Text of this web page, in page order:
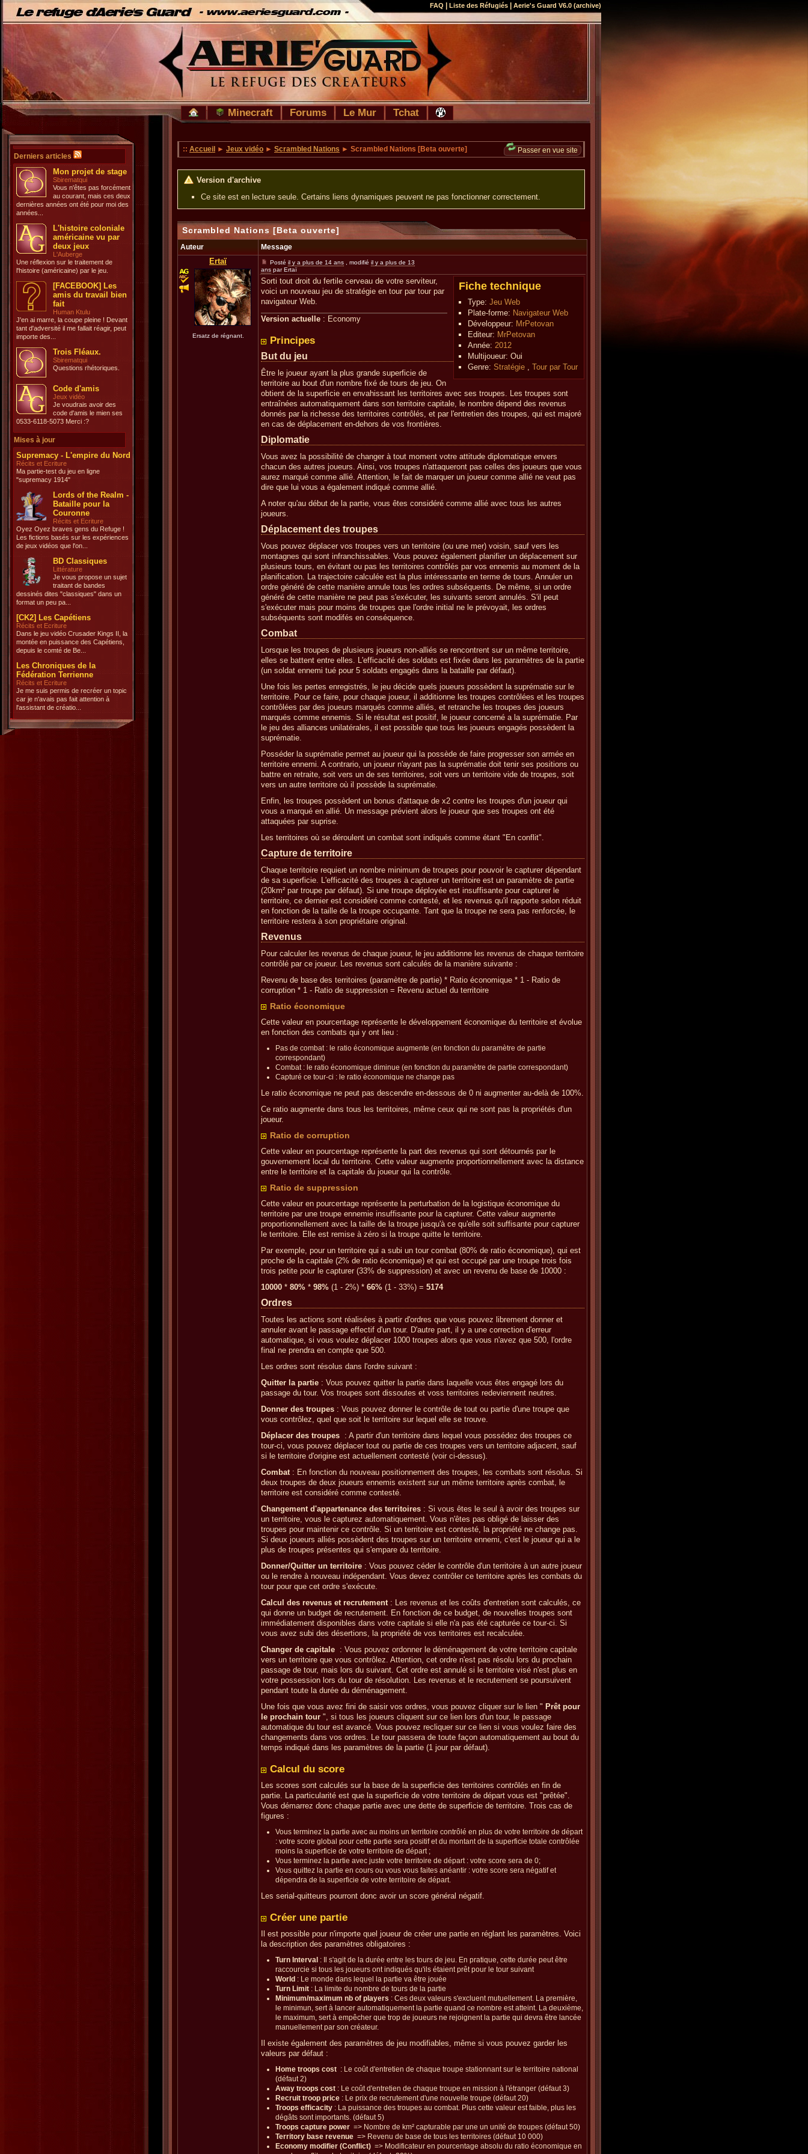
FAQ Liste des Réfugiés Aerie's Guard V6.0 (archive)
Minecraft Forums Le Mur Tchat
Derniers articles
Mon projet de stage
Sbirematqui
Vous n'êtes pas forcément
au courant, mais ces deux
dernières années ont été pour moi des
années...
L'histoire coloniale
américaine vu par
deux jeux
L'Auberge
Une réflexion sur le traitement de
l'histoire (américaine) par le jeu.
[FACEBOOK] Les
amis du travail bien
fait
Human Ktulu
J'en ai marre, la coupe pleine ! Devant
tant d'adversité il me fallait réagir, peut
importe des...
Trois Fléaux.
Sbirematqui
Questions rhétoriques.
Code d'amis
Jeux vidéo
Je voudrais avoir des
code d'amis le mien ses
0533-6118-5073 Merci :?
Mises à jour
Supremacy - L'empire du Nord
Récits et Ecriture
Ma partie-test du jeu en ligne
"supremacy 1914"
Lords of the Realm -
Bataille pour la
Couronne
Récits et Ecriture
Oyez Oyez braves gens du Refuge !
Les fictions basés sur les expériences
de jeux vidéos que l'on...
BD Classiques
Littérature
Je vous propose un sujet
traitant de bandes
dessinés dites "classiques" dans un
format un peu pa...
[CK2] Les Capétiens
Récits et Ecriture
Dans le jeu vidéo Crusader Kings II, la
montée en puissance des Capétiens,
depuis le comté de Be...
Les Chroniques de la
Fédération Terrienne
Récits et Ecriture
Je me suis permis de recréer un topic
car je n'avais pas fait attention à
l'assistant de créatio...
Passer en vue site
:: Accueil ► Jeux vidéo ► Scrambled Nations ► Scrambled Nations [Beta ouverte]
Version d'archive
Ce site est en lecture seule. Certains liens dynamiques peuvent ne pas fonctionner correctement.
Scrambled Nations [Beta ouverte]
Auteur Message
Ertaï
Ersatz de régnant.
Posté il y a plus de 14 ans , modifié il y a plus de 13
ans par Ertaï
Fiche technique
Type: Jeu Web
Plate-forme: Navigateur Web
Développeur: MrPetovan
Editeur: MrPetovan
Année: 2012
Multijoueur: Oui
Genre: Stratégie , Tour par Tour
Sorti tout droit du fertile cerveau de votre serviteur,
voici un nouveau jeu de stratégie en tour par tour par
navigateur Web.
Version actuelle : Economy
Principes
But du jeu
Être le joueur ayant la plus grande superficie de
territoire au bout d'un nombre fixé de tours de jeu. On
obtient de la superficie en envahissant les territoires avec ses troupes. Les troupes sont
entraînées automatiquement dans son territoire capitale, le nombre dépend des revenus
donnés par la richesse des territoires contrôlés, et par l'entretien des troupes, qui est majoré
en cas de déplacement en-dehors de vos frontières.
Diplomatie
Vous avez la possibilité de changer à tout moment votre attitude diplomatique envers
chacun des autres joueurs. Ainsi, vos troupes n'attaqueront pas celles des joueurs que vous
aurez marqué comme allié. Attention, le fait de marquer un joueur comme allié ne veut pas
dire que lui vous a également indiqué comme allié.
A noter qu'au début de la partie, vous êtes considéré comme allié avec tous les autres
joueurs.
Déplacement des troupes
Vous pouvez déplacer vos troupes vers un territoire (ou une mer) voisin, sauf vers les
montagnes qui sont infranchissables. Vous pouvez également planifier un déplacement sur
plusieurs tours, en évitant ou pas les territoires contrôlés par vos ennemis au moment de la
planification. La trajectoire calculée est la plus intéressante en terme de tours. Annuler un
ordre généré de cette manière annule tous les ordres subséquents. De même, si un ordre
généré de cette manière ne peut pas s'exécuter, les suivants seront annulés. S'il peut
s'exécuter mais pour moins de troupes que l'ordre initial ne le prévoyait, les ordres
subséquents sont modifés en conséquence.
Combat
Lorsque les troupes de plusieurs joueurs non-alliés se rencontrent sur un même territoire,
elles se battent entre elles. L'efficacité des soldats est fixée dans les paramètres de la partie
(un soldat ennemi tué pour 5 soldats engagés dans la bataille par défaut).
Une fois les pertes enregistrés, le jeu décide quels joueurs possèdent la suprématie sur le
territoire. Pour ce faire, pour chaque joueur, il additionne les troupes contrôlées et les troupes
contrôlées par des joueurs marqués comme alliés, et retranche les troupes des joueurs
marqués comme ennemis. Si le résultat est positif, le joueur concerné a la suprématie. Par
le jeu des alliances unilatérales, il est possible que tous les joueurs engagés possèdent la
suprématie.
Posséder la suprématie permet au joueur qui la possède de faire progresser son armée en
territoire ennemi. A contrario, un joueur n'ayant pas la suprématie doit tenir ses positions ou
battre en retraite, soit vers un de ses territoires, soit vers un territoire vide de troupes, soit
vers un autre territoire où il possède la suprématie.
Enfin, les troupes possèdent un bonus d'attaque de x2 contre les troupes d'un joueur qui
vous a marqué en allié. Un message prévient alors le joueur que ses troupes ont été
attaquées par suprise.
Les territoires où se déroulent un combat sont indiqués comme étant "En conflit".
Capture de territoire
Chaque territoire requiert un nombre minimum de troupes pour pouvoir le capturer dépendant
de sa superficie. L'efficacité des troupes à capturer un territoire est un paramètre de partie
(20km² par troupe par défaut). Si une troupe déployée est insuffisante pour capturer le
territoire, ce dernier est considéré comme contesté, et les revenus qu'il rapporte selon réduit
en fonction de la taille de la troupe occupante. Tant que la troupe ne sera pas renforcée, le
territoire restera à son propriétaire original.
Revenus
Pour calculer les revenus de chaque joueur, le jeu additionne les revenus de chaque territoire
contrôlé par ce joueur. Les revenus sont calculés de la manière suivante :
Revenu de base des territoires (paramètre de partie) * Ratio économique * 1 - Ratio de
corruption * 1 - Ratio de suppression = Revenu actuel du territoire
Ratio économique
Cette valeur en pourcentage représente le développement économique du territoire et évolue
en fonction des combats qui y ont lieu :
Pas de combat : le ratio économique augmente (en fonction du paramètre de partie
correspondant)
Combat : le ratio économique diminue (en fonction du paramètre de partie correspondant)
Capturé ce tour-ci : le ratio économique ne change pas
Le ratio économique ne peut pas descendre en-dessous de 0 ni augmenter au-delà de 100%.
Ce ratio augmente dans tous les territoires, même ceux qui ne sont pas la propriétés d'un
joueur.
Ratio de corruption
Cette valeur en pourcentage représente la part des revenus qui sont détournés par le
gouvernement local du territoire. Cette valeur augmente proportionnellement avec la distance
entre le territoire et la capitale du joueur qui la contrôle.
Ratio de suppression
Cette valeur en pourcentage représente la perturbation de la logistique économique du
territoire par une troupe ennemie insuffisante pour la capturer. Cette valeur augmente
proportionnellement avec la taille de la troupe jusqu'à ce qu'elle soit suffisante pour capturer
le territoire. Elle est remise à zéro si la troupe quitte le territoire.
Par exemple, pour un territoire qui a subi un tour combat (80% de ratio économique), qui est
proche de la capitale (2% de ratio économique) et qui est occupé par une troupe trois fois
trois petite pour le capturer (33% de suppression) et avec un revenu de base de 10000 :
10000 * 80% * 98% (1 - 2%) * 66% (1 - 33%) = 5174
Ordres
Toutes les actions sont réalisées à partir d'ordres que vous pouvez librement donner et
annuler avant le passage effectif d'un tour. D'autre part, il y a une correction d'erreur
automatique, si vous voulez déplacer 1000 troupes alors que vous n'avez que 500, l'ordre
final ne prendra en compte que 500.
Les ordres sont résolus dans l'ordre suivant :
Quitter la partie : Vous pouvez quitter la partie dans laquelle vous êtes engagé lors du
passage du tour. Vos troupes sont dissoutes et voss territoires redeviennent neutres.
Donner des troupes : Vous pouvez donner le contrôle de tout ou partie d'une troupe que
vous contrôlez, quel que soit le territoire sur lequel elle se trouve.
Déplacer des troupes : A partir d'un territoire dans lequel vous possédez des troupes ce
tour-ci, vous pouvez déplacer tout ou partie de ces troupes vers un territoire adjacent, sauf
si le territoire d'origine est actuellement contesté (voir ci-dessus).
Combat : En fonction du nouveau positionnement des troupes, les combats sont résolus. Si
deux troupes de deux joueurs ennemis existent sur un même territoire après combat, le
territoire est considéré comme contesté.
Changement d'appartenance des territoires : Si vous êtes le seul à avoir des troupes sur
un territoire, vous le capturez automatiquement. Vous n'êtes pas obligé de laisser des
troupes pour maintenir ce contrôle. Si un territoire est contesté, la propriété ne change pas.
Si deux joueurs alliés possèdent des troupes sur un territoire ennemi, c'est le joueur qui a le
plus de troupes présentes qui s'empare du territoire.
Donner/Quitter un territoire : Vous pouvez céder le contrôle d'un territoire à un autre joueur
ou le rendre à nouveau indépendant. Vous devez contrôler ce territoire après les combats du
tour pour que cet ordre s'exécute.
Calcul des revenus et recrutement : Les revenus et les coûts d'entretien sont calculés, ce
qui donne un budget de recrutement. En fonction de ce budget, de nouvelles troupes sont
immédiatement disponibles dans votre capitale si elle n'a pas été capturée ce tour-ci. Si
vous avez subi des désertions, la propriété de vos territoires est recalculée.
Changer de capitale : Vous pouvez ordonner le déménagement de votre territoire capitale
vers un territoire que vous contrôlez. Attention, cet ordre n'est pas résolu lors du prochain
passage de tour, mais lors du suivant. Cet ordre est annulé si le territoire visé n'est plus en
votre possession lors du tour de résolution. Les revenus et le recrutement se poursuivent
pendant toute la durée du déménagement.
Une fois que vous avez fini de saisir vos ordres, vous pouvez cliquer sur le lien " Prêt pour
le prochain tour ", si tous les joueurs cliquent sur ce lien lors d'un tour, le passage
automatique du tour est avancé. Vous pouvez recliquer sur ce lien si vous voulez faire des
changements dans vos ordres. Le tour passera de toute façon automatiquement au bout du
temps indiqué dans les paramètres de la partie (1 jour par défaut).
Calcul du score
Les scores sont calculés sur la base de la superficie des territoires contrôlés en fin de
partie. La particularité est que la superficie de votre territoire de départ vous est "prêtée".
Vous démarrez donc chaque partie avec une dette de superficie de territoire. Trois cas de
figures :
Vous terminez la partie avec au moins un territoire contrôlé en plus de votre territoire de départ
: votre score global pour cette partie sera positif et du montant de la superficie totale contrôlée
moins la superficie de votre territoire de départ ;
Vous terminez la partie avec juste votre territoire de départ : votre score sera de 0;
Vous quittez la partie en cours ou vous vous faites anéantir : votre score sera négatif et
dépendra de la superficie de votre territoire de départ.
Les serial-quitteurs pourront donc avoir un score général négatif.
Créer une partie
Il est possible pour n'importe quel joueur de créer une partie en réglant les paramètres. Voici
la description des paramètres obligatoires :
Turn Interval : Il s'agit de la durée entre les tours de jeu. En pratique, cette durée peut être
raccourcie si tous les joueurs ont indiqués qu'ils étaient prêt pour le tour suivant
World : Le monde dans lequel la partie va être jouée
Turn Limit : La limite du nombre de tours de la partie
Minimum/maximum nb of players : Ces deux valeurs s'excluent mutuellement. La première,
le minimun, sert à lancer automatiquement la partie quand ce nombre est atteint. La deuxième,
le maximum, sert à empêcher que trop de joueurs ne rejoignent la partie qui devra être lancée
manuellement par son créateur.
Il existe également des paramètres de jeu modifiables, même si vous pouvez garder les
valeurs par défaut :
Home troops cost : Le coût d'entretien de chaque troupe stationnant sur le territoire national
(défaut 2)
Away troops cost : Le coût d'entretien de chaque troupe en mission à l'étranger (défaut 3)
Recruit troop price : Le prix de recrutement d'une nouvelle troupe (défaut 20)
Troops efficacity : La puissance des troupes au combat. Plus cette valeur est faible, plus les
dégâts sont importants. (défaut 5)
Troops capture power => Nombre de km² capturable par une un unité de troupes (défaut 50)
Territory base revenue => Revenu de base de tous les territoires (défaut 10 000)
Economy modifier (Conflict) => Modificateur en pourcentage absolu du ratio économique en